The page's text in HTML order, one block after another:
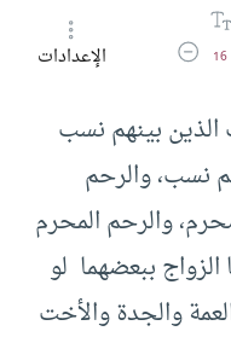
الخط 16 تقليل حجم الخطالإعدادات
الذين بينهم نسب
نسب، والرحم
والرحم المحرم
ببعضهما لو
والجدة والأخت